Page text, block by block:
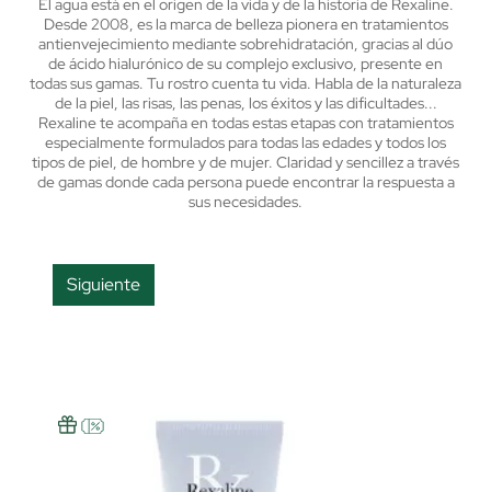
El agua está en el origen de la vida y de la historia de Rexaline.
Desde 2008, es la marca de belleza pionera en tratamientos
antienvejecimiento mediante sobrehidratación, gracias al dúo
de ácido hialurónico de su complejo exclusivo, presente en
todas sus gamas. Tu rostro cuenta tu vida. Habla de la naturaleza
de la piel, las risas, las penas, los éxitos y las dificultades...
Rexaline te acompaña en todas estas etapas con tratamientos
especialmente formulados para todas las edades y todos los
tipos de piel, de hombre y de mujer. Claridad y sencillez a través
de gamas donde cada persona puede encontrar la respuesta a
sus necesidades.
Siguiente